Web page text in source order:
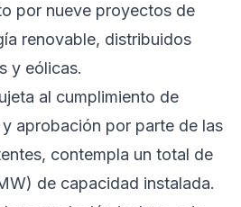
por nueve proyectos de
renovable, distribuidos
y eólicas.
al cumplimiento de
aprobación por parte de las
contempla un total de
de capacidad instalada.